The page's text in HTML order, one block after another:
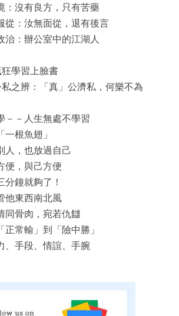
：沒有良方，只有苦藥
從：汝無面從，退有後言
治：辦公室中的江湖人
學習上臉書
之辨：「真」公濟私，何樂不為
－人生無處不學習
根魚翅」
人，也放過自己
便，與己方便
鐘就夠了！
他東西南北風
同骨肉，宛若仇讎
常輸」到「險中勝」
、手段、情誼、手腕